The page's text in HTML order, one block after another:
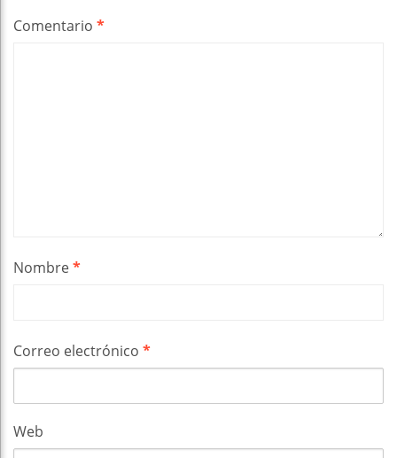
Comentario *
Nombre*
Correo electrónico *
Web